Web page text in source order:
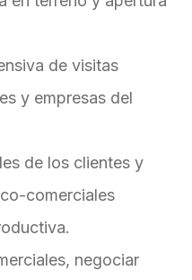
de visitas
y empresas del
de los clientes y
comerciales
negociar